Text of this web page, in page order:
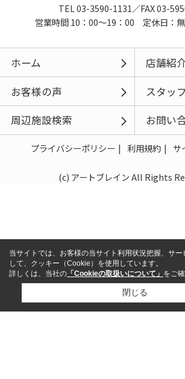
TEL 03-3590-1131／FAX 03-
営業時間 10：00～19：00 定休日：
ホーム
店舗紹
お客様の声
スタッ
周辺施設検索
お問い
プライバシーポリシー 利用規約 サ
(c) アートブレイン All Rights
当サイトでは、お客様の当サイト利用状況把握、サー
して、クッキー（Cookie）を使用しています。
詳しくは、当社の 「Cookieの取扱いについて」 をご
閉じる